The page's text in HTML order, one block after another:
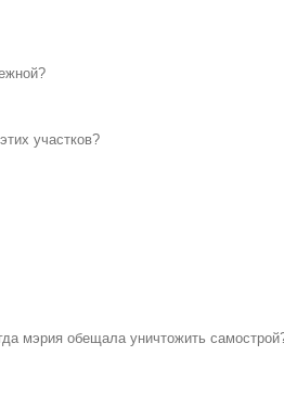
участков?
мэрия обещала уничтожить